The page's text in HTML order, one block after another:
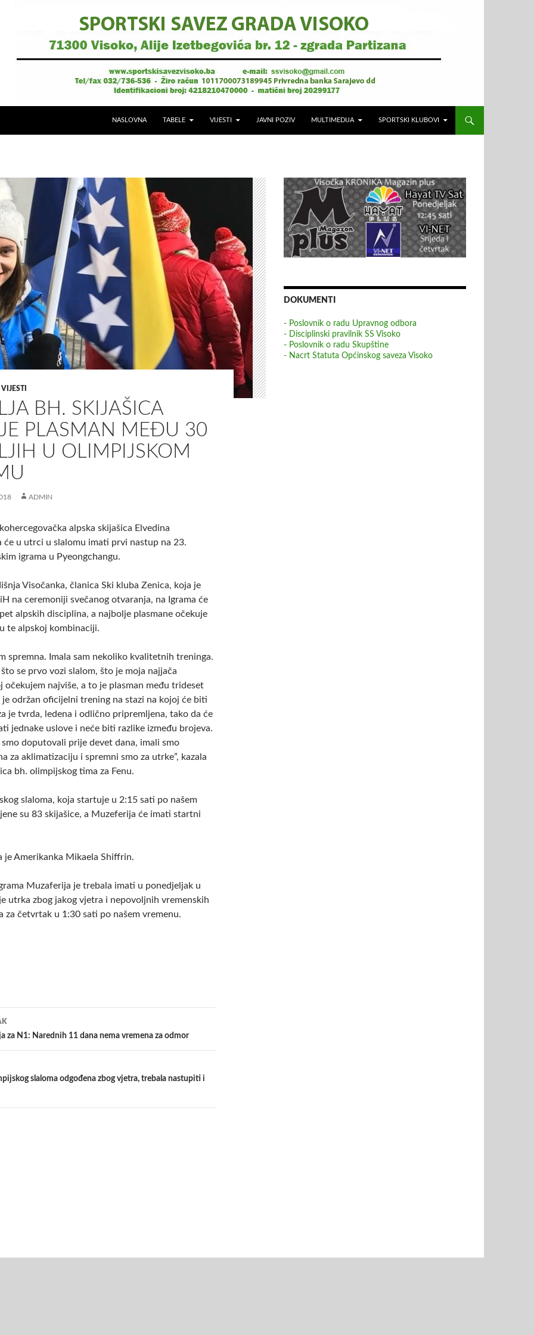
NASLOVNA TABELE VIJESTI JAVNI POZIV MULTIMEDIJA SPORTSKI KLUBOVI
VIJESTI
BH. SKIJAŠICA
PLASMAN MEĐU 30
U OLIMPIJSKOM
ADMIN
alpska skijašica Elvedina
će u utrci u slalomu imati prvi nastup na 23.
igrama u Pyeongchangu.
Visočanka, članica Ski kluba Zenica, koja je
na ceremoniji svečanog otvaranja, na Igrama će
alpskih disciplina, a najbolje plasmane očekuje
te alpskoj kombinaciji.
spremna. Imala sam nekoliko kvalitetnih treninga.
se prvo vozi slalom, što je moja najjača
očekujem najviše, a to je plasman među trideset
je održan oficijelni trening na stazi na kojoj će biti
je tvrda, ledena i odlično pripremljena, tako da će
jednake uslove i neće biti razlike između brojeva.
doputovali prije devet dana, imali smo
za aklimatizaciju i spremni smo za utrke”, kazala
bh. olimpijskog tima za Fenu.
slaloma, koja startuje u 2:15 sati po našem
su 83 skijašice, a Muzeferija će imati startni
je Amerikanka Mikaela Shiffrin.
Muzaferija je trebala imati u ponedjeljak u
utrka zbog jakog vjetra i nepovoljnih vremenskih
za četvrtak u 1:30 sati po našem vremenu.
za N1: Narednih 11 dana nema vremena za odmor
slaloma odgođena zbog vjetra, trebala nastupiti i
DOKUMENTI
- Poslovnik o radu Upravnog odbora
- Disciplinski pravilnik SS Visoko
- Poslovnik o radu Skupštine
- Nacrt Statuta Općinskog saveza Visoko